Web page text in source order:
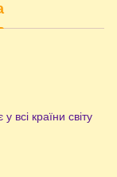
всі країни світу